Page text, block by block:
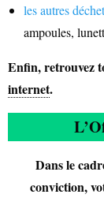
les autres
ampoules,
Enfin, retrouvez
internet.
Dans le
conviction,